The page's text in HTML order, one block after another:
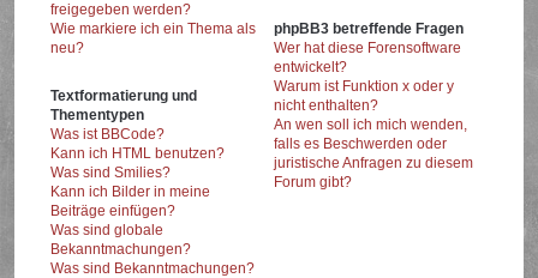
freigegeben werden?
Wie markiere ich ein Thema als
neu?
Textformatierung und
Thementypen
Was ist BBCode?
Kann ich HTML benutzen?
Was sind Smilies?
Kann ich Bilder in meine
Beiträge einfügen?
Was sind globale
Bekanntmachungen?
Was sind Bekanntmachungen?
phpBB3 betreffende Fragen
Wer hat diese Forensoftware
entwickelt?
Warum ist Funktion x oder y
nicht enthalten?
An wen soll ich mich wenden,
falls es Beschwerden oder
juristische Anfragen zu diesem
Forum gibt?